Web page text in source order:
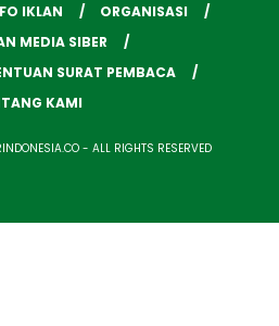
IKLAN
ORGANISASI
MEDIA SIBER
SURAT PEMBACA
KAMI
- ALL RIGHTS RESERVED